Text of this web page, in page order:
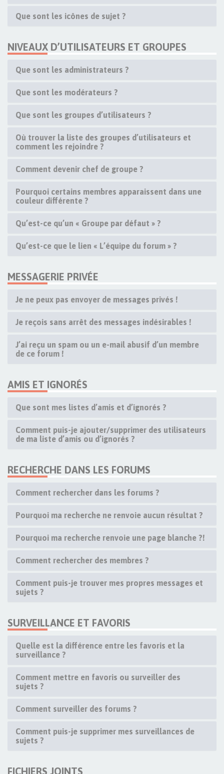
Que sont les icônes de sujet ?
NIVEAUX D’UTILISATEURS ET GROUPES
Que sont les administrateurs ?
Que sont les modérateurs ?
Que sont les groupes d’utilisateurs ?
Où trouver la liste des groupes d’utilisateurs et
comment les rejoindre ?
Comment devenir chef de groupe ?
Pourquoi certains membres apparaissent dans une
couleur différente ?
Qu’est-ce qu’un « Groupe par défaut » ?
Qu’est-ce que le lien « L’équipe du forum » ?
MESSAGERIE PRIVÉE
Je ne peux pas envoyer de messages privés !
Je reçois sans arrêt des messages indésirables !
J’ai reçu un spam ou un e-mail abusif d’un membre
de ce forum !
AMIS ET IGNORÉS
Que sont mes listes d’amis et d’ignorés ?
Comment puis-je ajouter/supprimer des utilisateurs
de ma liste d’amis ou d’ignorés ?
RECHERCHE DANS LES FORUMS
Comment rechercher dans les forums ?
Pourquoi ma recherche ne renvoie aucun résultat ?
Pourquoi ma recherche renvoie une page blanche ?!
Comment rechercher des membres ?
Comment puis-je trouver mes propres messages et
sujets ?
SURVEILLANCE ET FAVORIS
Quelle est la différence entre les favoris et la
surveillance ?
Comment mettre en favoris ou surveiller des
sujets ?
Comment surveiller des forums ?
Comment puis-je supprimer mes surveillances de
sujets ?
FICHIERS JOINTS